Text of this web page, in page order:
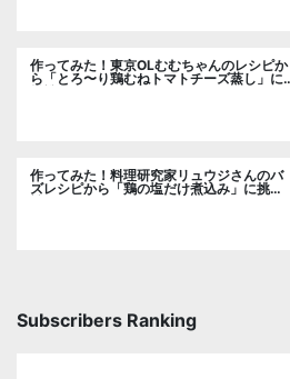
作ってみた！東京OLむむちゃんのレシピか
ら「とろ〜り鶏むねトマトチーズ蒸し」に
作ってみた！料理研究家リュウジさんのバ
ズレシピから「鶏の塩だけ煮込み」に挑
戦。
Subscribers Ranking